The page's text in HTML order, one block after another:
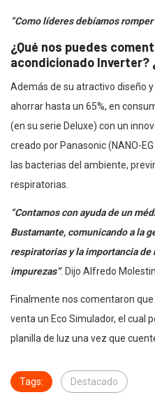
“Como líderes debíamos romper
¿Qué nos puedes
acondicionado Inverter?
Además de su atractivo diseño
ahorrar hasta un 65%, en
(en su serie Deluxe) con un
creado por Panasonic (NANO-
las bacterias del ambiente,
respiratorias.
“Contamos con ayuda de un
Bustamante, comunicando a la
respiratorias y la importancia
impurezas”. Dijo Alfredo
Finalmente nos comentaron
venta un Eco Simulador, el cual
planilla de luz una vez que
Tags: Destacado